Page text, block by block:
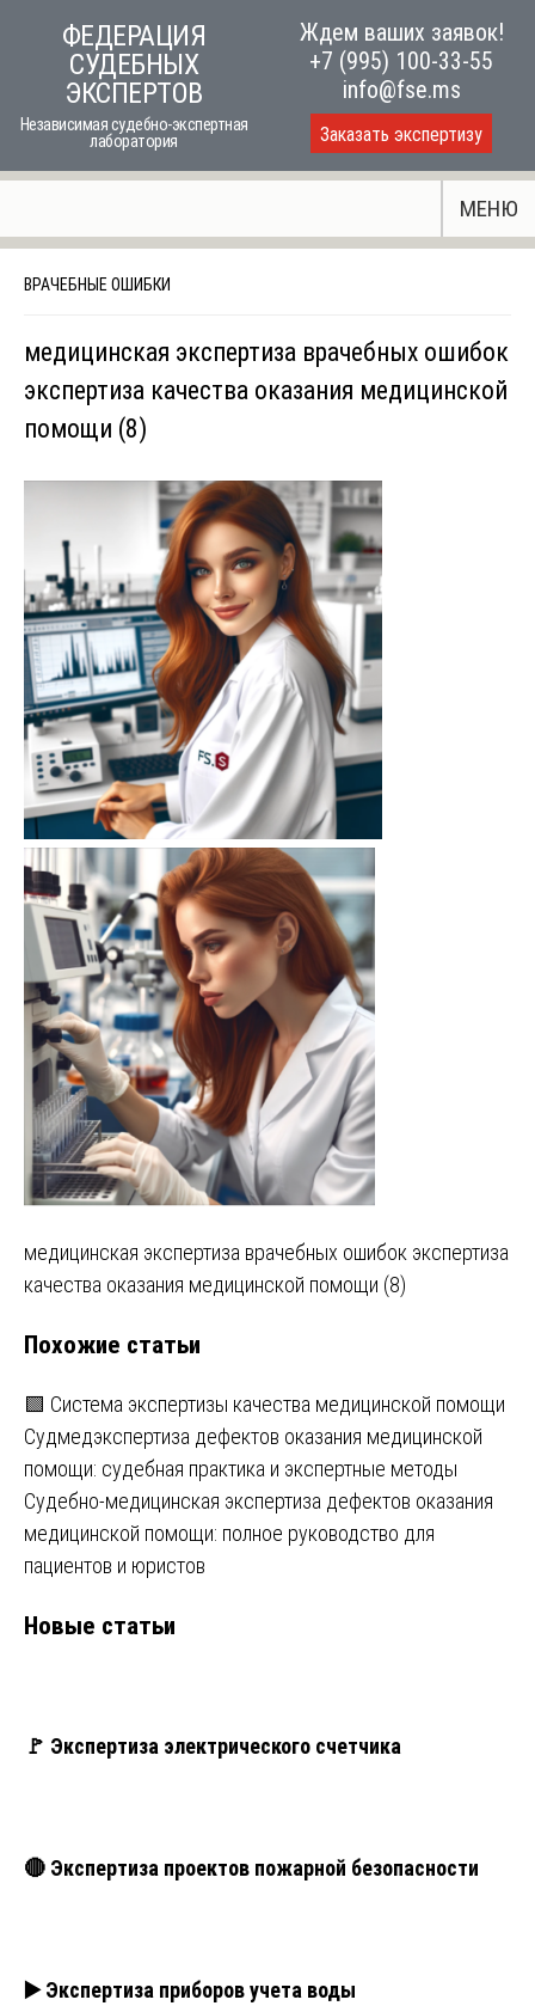
ФЕДЕРАЦИЯ
СУДЕБНЫХ
ЭКСПЕРТОВ
Независимая судебно-экспертная
лаборатория
Ждем ваших заявок!
+7 (995) 100-33-55
info@fse.ms
Заказать экспертизу
МЕНЮ
ВРАЧЕБНЫЕ ОШИБКИ
медицинская экспертиза врачебных ошибок
экспертиза качества оказания медицинской
помощи (8)
Навигация
записям
медицинская экспертиза врачебных ошибок экспертиза
качества оказания медицинской помощи (8)
Похожие статьи
🟩 Система экспертизы качества медицинской помощи
Судмедэкспертиза дефектов оказания медицинской
помощи: судебная практика и экспертные методы
Судебно-медицинская экспертиза дефектов оказания
медицинской помощи: полное руководство для
пациентов и юристов
Новые статьи
🚩 Экспертиза электрического счетчика
🔴 Экспертиза проектов пожарной безопасности
▶️ Экспертиза приборов учета воды